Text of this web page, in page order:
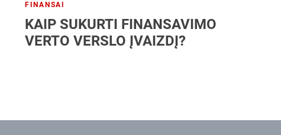
FINANSAI
KAIP SUKURTI FINANSAVIMO
VERTO VERSLO ĮVAIZDĮ?